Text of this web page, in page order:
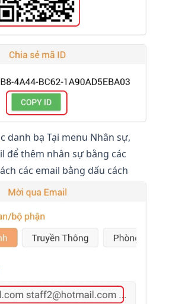
danh bạ Tại menu Nhân sự,
để thêm nhân sự bằng các
các email bằng dấu cách